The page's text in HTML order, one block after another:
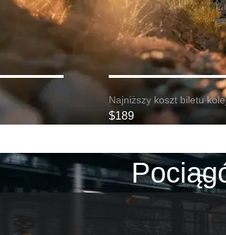
Najniższy koszt biletu
$189